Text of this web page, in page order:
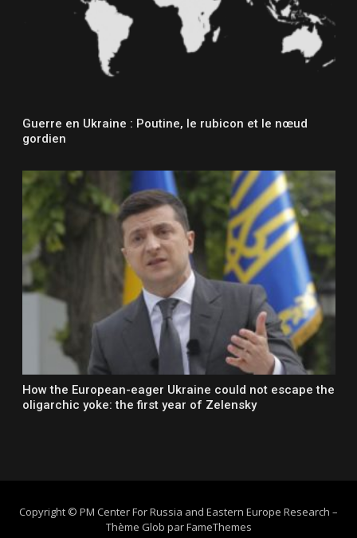
Guerre en Ukraine : Poutine, le rubicon et le nœud
gordien
How the European-eager Ukraine could not escape the
oligarchic yoke: the first year of Zelensky
Copyright © PM Center For Russia and Eastern Europe Research –
Thème Glob parFameThemes